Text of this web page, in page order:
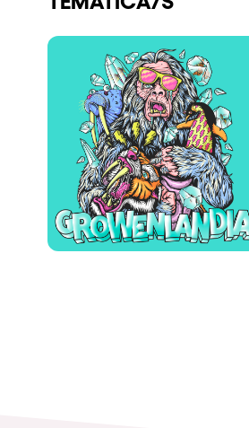
¿Quieres trabajar con
elrow News
Síguenos en tiktok
Síguenos en facebook
Síguenos en instagram
Síguenos en twitter
Síguenos en linkedin
Síguenos en youtube
Política de Privacidad
Política de Cookies